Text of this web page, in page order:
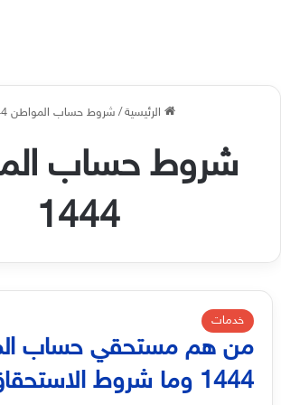
الرئيسية/ شروط حساب المواطن 1444
شروط حساب
1444
خدمات
من هم مستحقي حساب
1444 وما شروط الاستحقاق